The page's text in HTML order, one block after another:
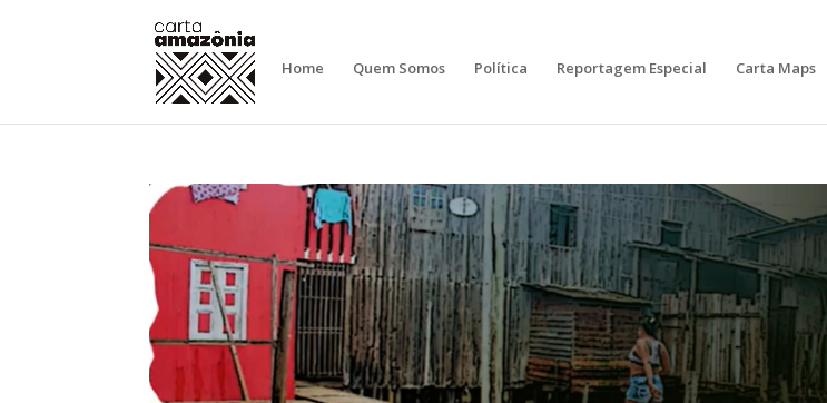
Home Quem Somos Política Reportagem Especial Carta Maps